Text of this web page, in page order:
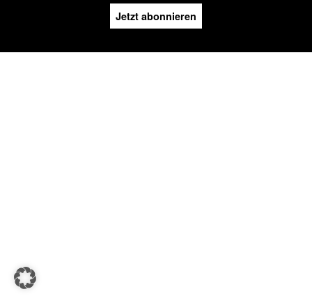
Jetzt abonnieren